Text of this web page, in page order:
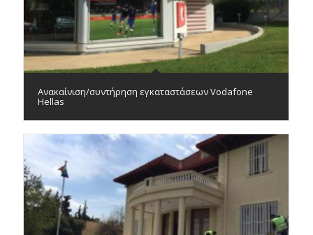
Ανακαίνιση/συντήρηση εγκαταστάσεων Vodafone
Hellas